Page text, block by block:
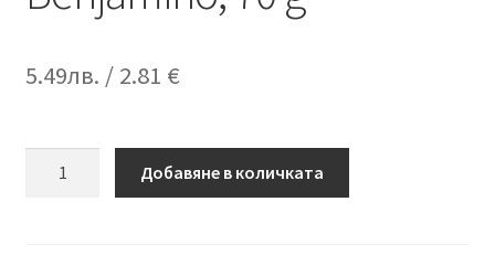
5.49лв. / 2.81 €
Добавяне в количката